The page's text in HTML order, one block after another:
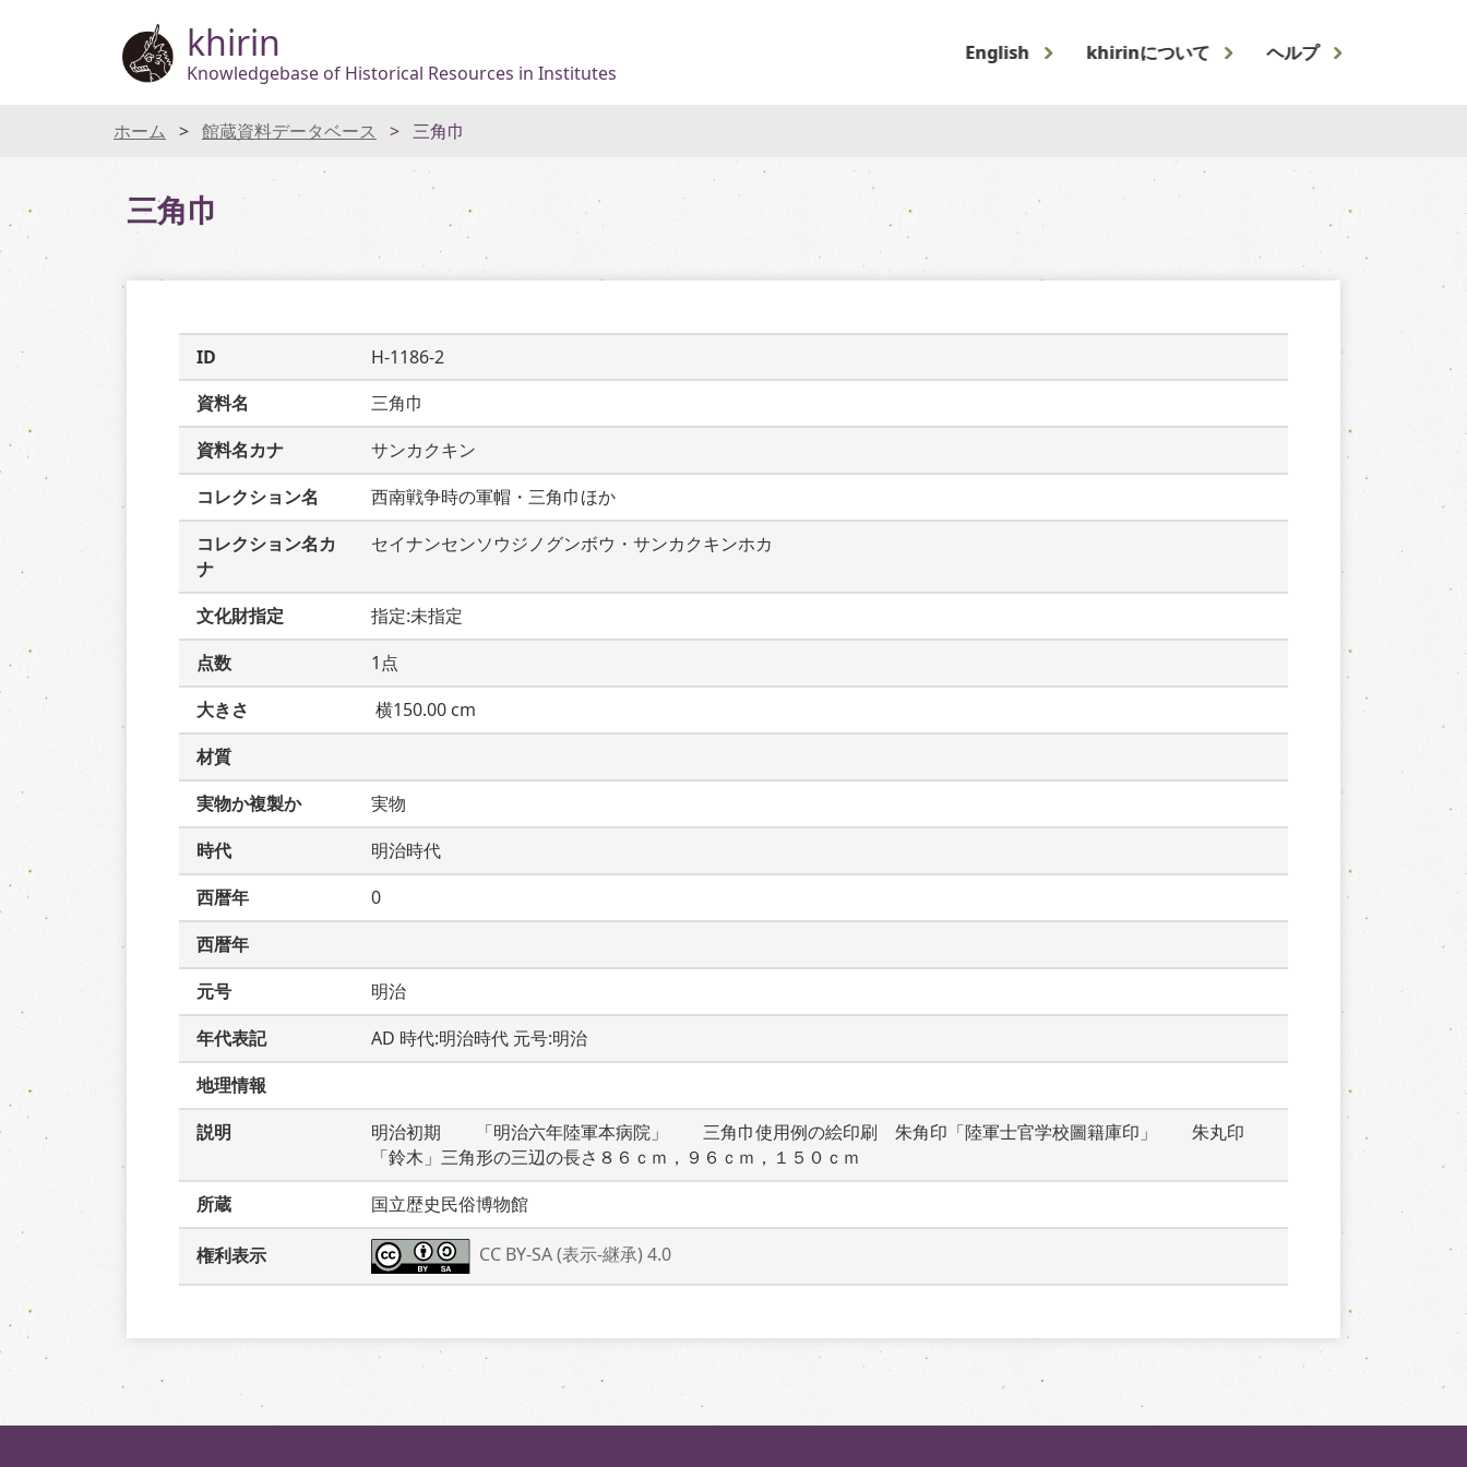
khirin
Knowledgebase of Historical Resources in Institutes
English khirinについて ヘルプ
ホーム 館蔵資料データベース 三角巾
三角巾
ID
H-1186-2
資料名
三角巾
資料名カナ
サンカクキン
コレクション名
西南戦争時の軍帽・三角巾ほか
コレクション名カ
ナ
セイナンセンソウジノグンボウ・サンカクキンホカ
文化財指定
指定:未指定
点数
1点
大きさ
横150.00 cm
材質
実物か複製か
実物
時代
明治時代
西暦年
0
西暦年
元号
明治
年代表記
AD 時代:明治時代 元号:明治
地理情報
説明
明治初期　　「明治六年陸軍本病院」　　三角巾使用例の絵印刷　朱角印「陸軍士官学校圖籍庫印」　　朱丸印
「鈴木」三角形の三辺の長さ８６ｃｍ，９６ｃｍ，１５０ｃｍ
所蔵
国立歴史民俗博物館
権利表示 CC BY-SA (表示-継承) 4.0